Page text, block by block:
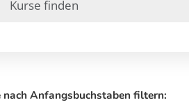
nach Anfangsbuchstaben filtern: